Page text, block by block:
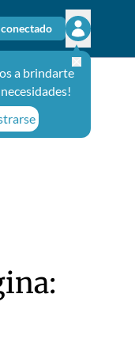
Abrir el
a brindarte